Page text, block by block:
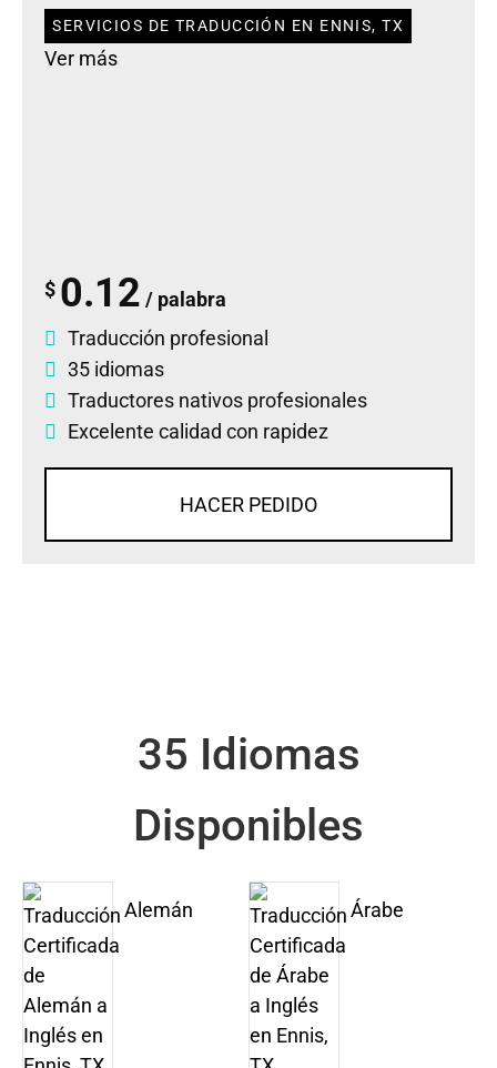
SERVICIOS DE TRADUCCIÓN EN ENNIS, TX
Ver más
$ 0.12 / palabra
Traducción profesional
35 idiomas
Traductores nativos profesionales
Excelente calidad con rapidez
HACER PEDIDO
35 Idiomas
Disponibles
Alemán Árabe